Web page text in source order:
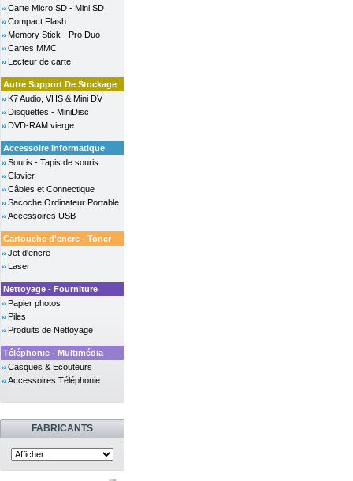
Carte Micro SD - Mini SD
Compact Flash
Memory Stick - Pro Duo
Cartes MMC
Lecteur de carte
Autre Support De Stockage
K7 Audio, VHS & Mini DV
Disquettes - MiniDisc
DVD-RAM vierge
Accessoire Informatique
Souris - Tapis de souris
Clavier
Câbles et Connectique
Sacoche Ordinateur Portable
Accessoires USB
Cartouche d'encre - Toner
Jet d'encre
Laser
Nettoyage - Fourniture
Papier photos
Piles
Produits de Nettoyage
Téléphonie - Multimédia
Casques & Ecouteurs
Accessoires Téléphonie
FABRICANTS